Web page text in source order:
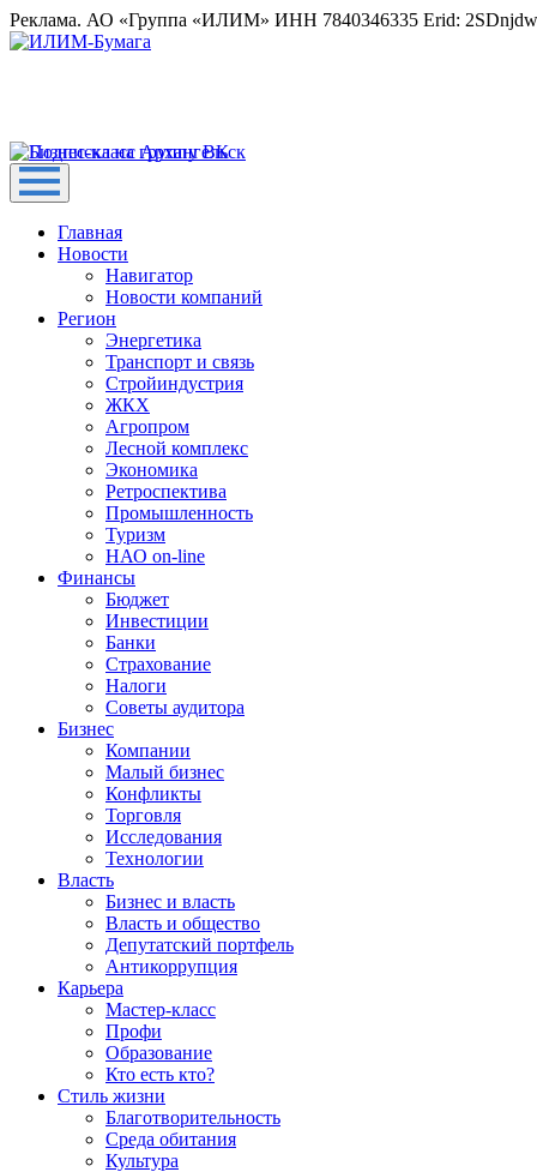
Реклама. АО «Группа «ИЛИМ» ИНН 7840346335 Erid:
Главная
Новости
Навигатор
Новости компаний
Регион
Энергетика
Транспорт и связь
Стройиндустрия
ЖКХ
Агропром
Лесной комплекс
Экономика
Ретроспектива
Промышленность
Туризм
НАО on-line
Финансы
Бюджет
Инвестиции
Банки
Страхование
Налоги
Советы аудитора
Бизнес
Компании
Малый бизнес
Конфликты
Торговля
Исследования
Технологии
Власть
Бизнес и власть
Власть и общество
Депутатский портфель
Антикоррупция
Карьера
Мастер-класс
Профи
Образование
Кто есть кто?
Стиль жизни
Благотворительность
Среда обитания
Культура